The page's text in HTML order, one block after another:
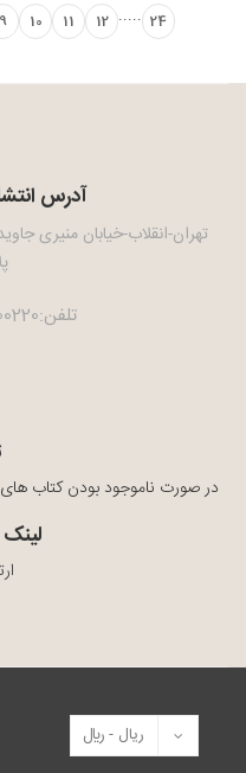
9 10 11 12 ..... 24
آدرس
تهران-انقلاب-خیابان منیری
تلفن:66400220-66400144
در صورت ناموجود بودن کتاب